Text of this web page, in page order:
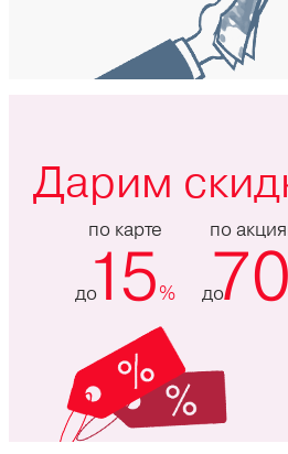
Дарим
по карте
до15%
по
до
70